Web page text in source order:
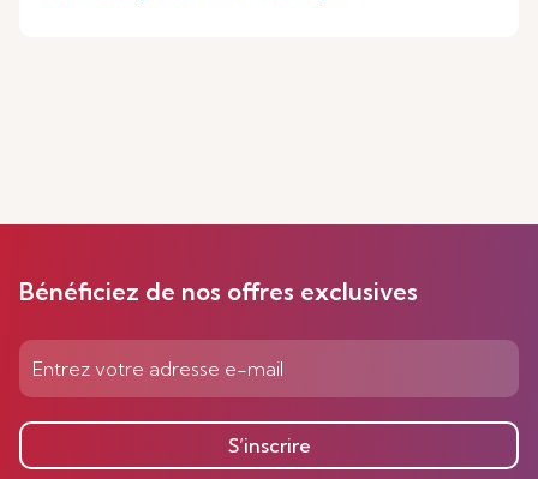
Bénéficiez de nos offres exclusives
S’inscrire